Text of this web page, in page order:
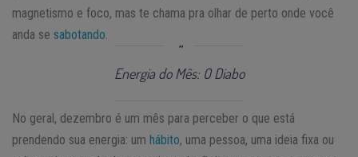
magnetismo e foco, mas te chama pra olhar de perto onde você
anda se sabotando
Energia do Mês: O Diabo
No geral, dezembro é um mês para perceber o que está
prendendo sua energia: um hábito, uma pessoa, uma ideia fixa ou